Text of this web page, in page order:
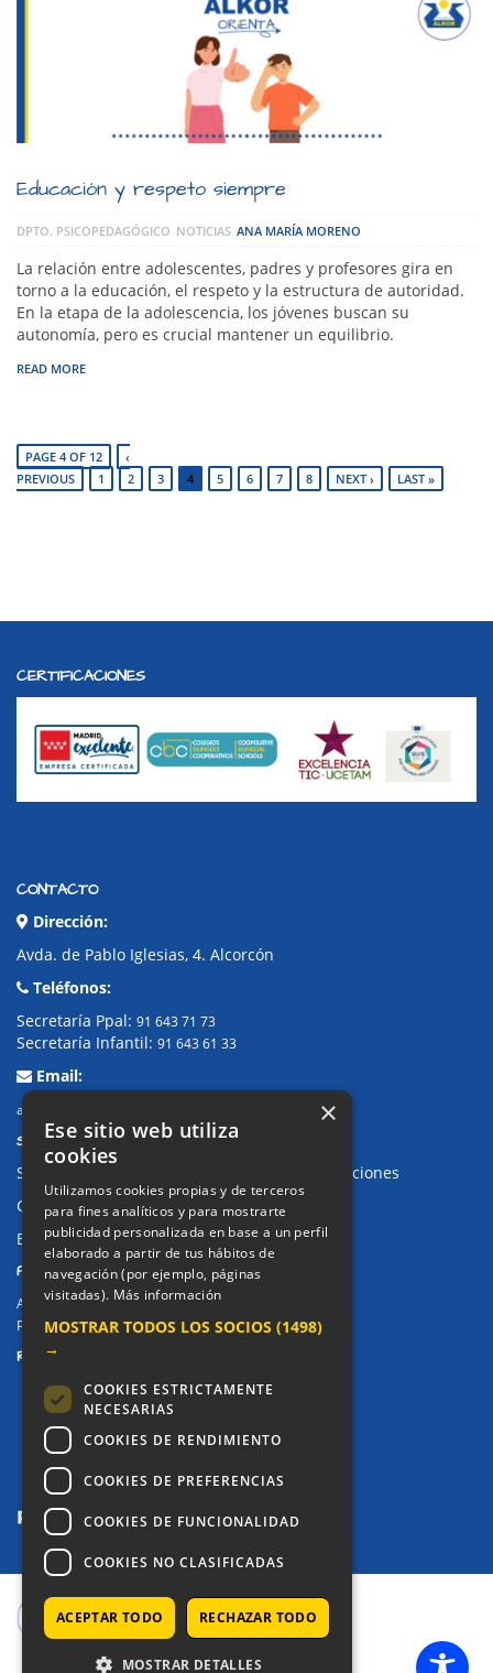
Educación y respeto siempre
DPTO. PSICOPEDAGÓGICO NOTICIAS ANA MARÍA MORENO
La relación entre adolescentes, padres y profesores gira en
torno a la educación, el respeto y la estructura de autoridad.
En la etapa de la adolescencia, los jóvenes buscan su
autonomía, pero es crucial mantener un equilibrio.
READ MORE
PAGE 4 OF 12
‹
PREVIOUS
1 2 3 4 5 6 7 8 NEXT › LAST »
CERTIFICACIONES
CONTACTO
Dirección:
Avda. de Pablo Iglesias, 4. Alcorcón
Teléfonos:
Secretaría Ppal: 91 643 71 73
Secretaría Infantil: 91 643 61 33
Email:
alkor@colegioalkor.com
SUGERENCIAS Y CANAL DE DENUNCIAS
Sugerencias, Quejas, Reclamaciones y Felicitaciones
Canal de denuncias
Buzón denuncia drogas CM
PRIVACIDAD
Aviso legal / Política de privacidad
Política de Cookies
REDES SOCIALES
COPYRIGHT © 2025 - COLEGIO ALKOR
SETUP MENUS IN ADMIN PANEL
×
Ese sitio web utiliza
cookies
Utilizamos cookies propias y de terceros
para fines analíticos y para mostrarte
publicidad personalizada en base a un perfil
elaborado a partir de tus hábitos de
navegación (por ejemplo, páginas
visitadas). Más información
MOSTRAR TODOS LOS SOCIOS (1498)
→
COOKIES ESTRICTAMENTE
NECESARIAS
COOKIES DE RENDIMIENTO
COOKIES DE PREFERENCIAS
COOKIES DE FUNCIONALIDAD
COOKIES NO CLASIFICADAS
ACEPTAR TODO RECHAZAR TODO
MOSTRAR DETALLES